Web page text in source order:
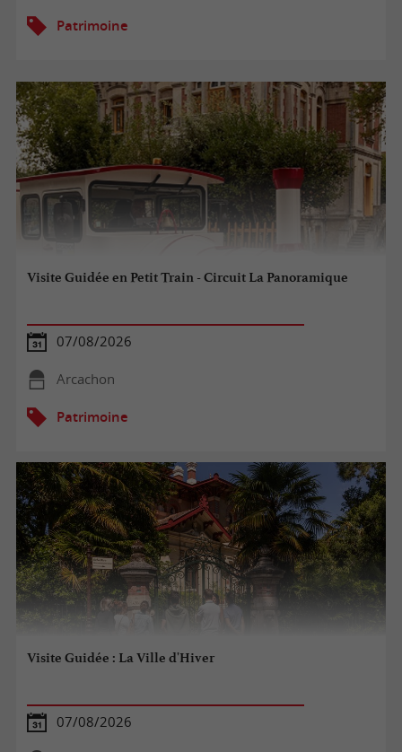
Patrimoine
Visite Guidée en Petit Train - Circuit La Panoramique
07/08/2026
Arcachon
Patrimoine
Visite Guidée : La Ville d'Hiver
07/08/2026